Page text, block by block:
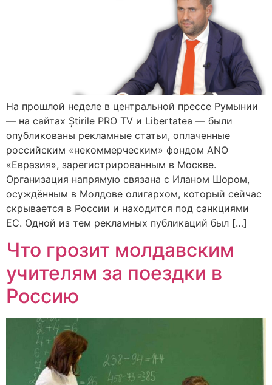
На прошлой неделе в центральной прессе Румынии
— на сайтах Știrile PRO TV и Libertatea — были
опубликованы рекламные статьи, оплаченные
российским «некоммерческим» фондом ANO
«Евразия», зарегистрированным в Москве.
Организация напрямую связана с Иланом Шором,
осуждённым в Молдове олигархом, который сейчас
скрывается в России и находится под санкциями
ЕС. Одной из тем рекламных публикаций был […]
Что грозит молдавским
учителям за поездки в
Россию